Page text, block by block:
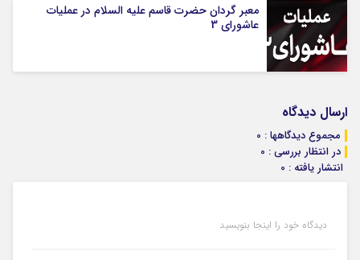
معبر گردان حضرت قاسم علیه السلام در عملیات
عاشورای 3
ارسال دیدگاه
مجموع دیدگاهها : 0
در انتظار بررسی : 0
انتشار یافته : 0
دیدگاه خود را اینجا بنویسید